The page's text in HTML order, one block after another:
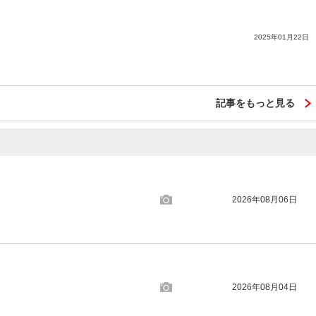
2025年01月22日
記事をもっと見る
2026年08月06日
2026年08月04日